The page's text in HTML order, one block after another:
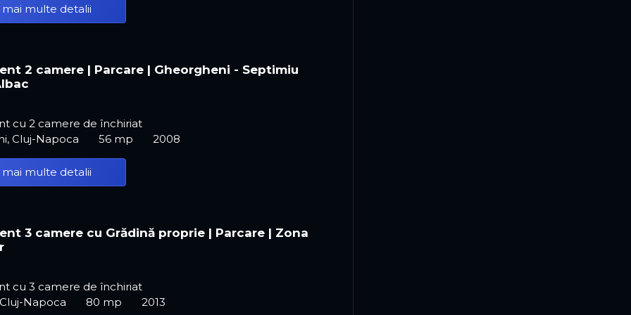
mai multe detalii
2 camere | Parcare | Gheorgheni - Septimiu
cu 2 camere de închiriat
Cluj-Napoca
56 mp 2008
mai multe detalii
3 camere cu Grădină proprie | Parcare | Zona
cu 3 camere de închiriat
Napoca
80 mp 2013